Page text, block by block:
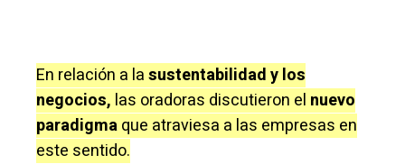
En relación a lasustentabilidad y los
negocios, las oradoras discutieron el nuevo
paradigmaque atraviesa a las empresas en
este sentido.